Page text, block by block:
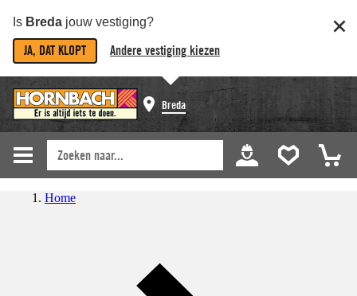
Is Breda jouw vestiging?
JA, DAT KLOPT Andere vestiging kiezen
Breda
Home